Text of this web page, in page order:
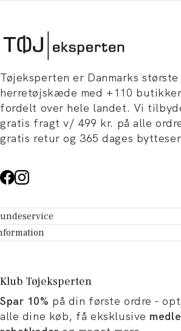
Tøjeksperten er Danmarks største
herretøjskæde med +110 butikker
fordelt over hele landet. Vi
gratis fragt v/ 499 kr. på alle
gratis retur og 365 dages
- Hjælpecenter
dit køb
Tøjeksperten
og artikler
og karriere
Klub Tøjeksperten
Spar 10% på din første ordre -
alle dine køb, få eksklusive